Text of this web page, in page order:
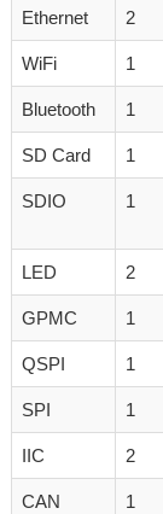
Ethernet 2
WiFi 1
Bluetooth
1
SD Card 1
SDIO 1
LED 2
GPMC 1
QSPI 1
SPI 1
IIC 2
CAN 1